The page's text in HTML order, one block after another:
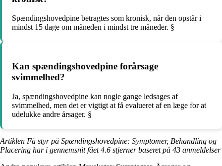
Spændingshovedpine betragtes som kronisk, når den opstår i
mindst 15 dage om måneden i mindst tre måneder. §
Kan spændingshovedpine forårsage
svimmelhed?
Ja, spændingshovedpine kan nogle gange ledsages af
svimmelhed, men det er vigtigt at få evalueret af en læge for at
udelukke andre årsager. §
Artiklen Få styr på Spændingshovedpine: Symptomer, Behandling og
Placering har i gennemsnit fået4.6 stjerner baseret på 43 anmeldelser